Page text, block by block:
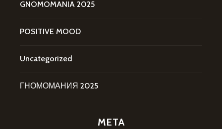
GNOMOMANIA 2025
POSITIVE MOOD
Uncategorized
ГНОМОМАНИЯ 2025
META